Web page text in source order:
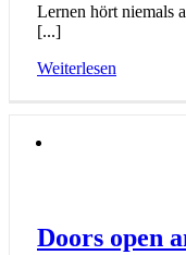
Lernen hört niemals
[...]
Weiterlesen
Doors open